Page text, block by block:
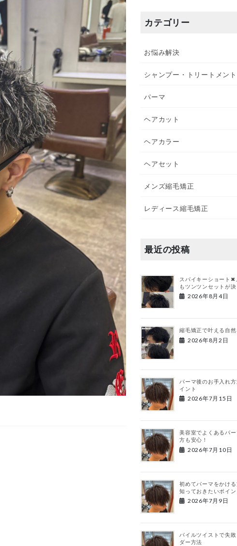
ブカテゴリー
お悩み解決
シャンプー・トリートメント
パーマ
ヘアカット
ヘアカラー
ヘアセット
メンズ縮毛矯正
レディース縮毛矯正
最近の投稿
スパイキーショート
もツンツンセットが決
2026年8月4日
縮毛矯正で叶える自然
2026年8月2日
パーマ後のお手入れ
イント
2026年7月15日
美容室でよくあるパ
方も安心！
2026年7月10日
初めてパーマをかけ
知っておきたいポイン
2026年7月9日
パイルツイストで失
ダー方法